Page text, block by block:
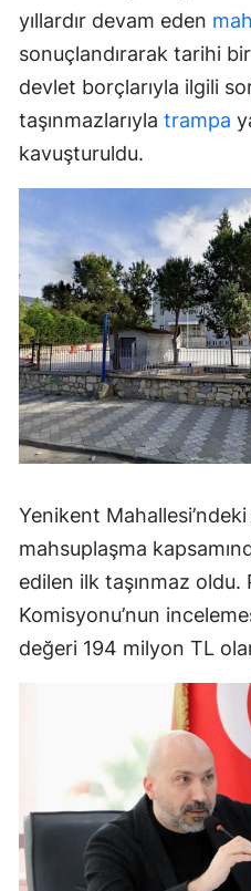
yıllardır devam eden
sonuçlandırarak tarihi
devlet borçlarıyla ilgili
taşınmazlarıyla trampa
kavuşturuldu.
Yenikent Mahallesi’ndeki
mahsuplaşma
edilen ilk taşınmaz oldu.
Komisyonu’nun
değeri 194 milyon TL